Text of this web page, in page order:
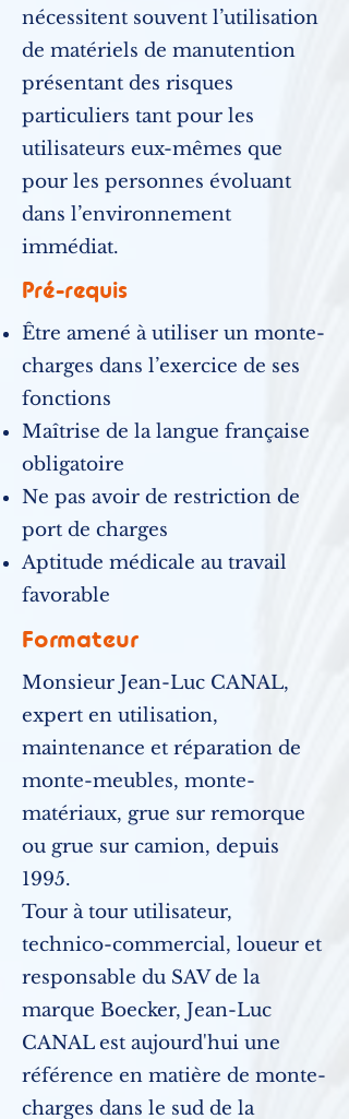
nécessitent souvent l’utilisation
de matériels de manutention
présentant des risques
particuliers tant pour les
utilisateurs eux-mêmes que
pour les personnes évoluant
dans l’environnement
immédiat.
Pré-requis
Être amené à utiliser un monte-
charges dans l’exercice de ses
fonctions
Maîtrise de la langue française
obligatoire
Ne pas avoir de restriction de
port de charges
Aptitude médicale au travail
favorable
Formateur
Monsieur Jean-Luc CANAL,
expert en utilisation,
maintenance et réparation de
monte-meubles, monte-
matériaux, grue sur remorque
ou grue sur camion, depuis
1995.
Tour à tour utilisateur,
technico-commercial, loueur et
responsable du SAV de la
marque Boecker, Jean-Luc
CANAL est aujourd'hui une
référence en matière de monte-
charges dans le sud de la